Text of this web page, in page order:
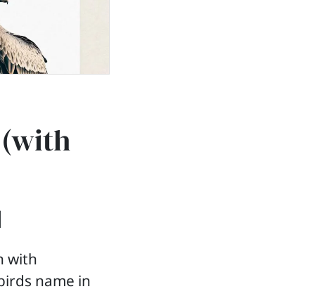
with
name in